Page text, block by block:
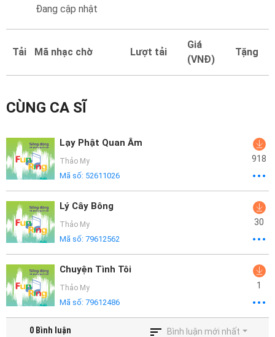
Mại
Dẫn
Funring
Doanh
Nghiệp
Đang cập nhật
Tải Mã nhạc chờ Lượt tải
Giá
(VNĐ)
Tặng
CÙNG CA SĨ
Lạy Phật Quan Âm
Thảo My
Mã số: 52611026
918
Lý Cây Bông
Thảo My
Mã số: 79612562
30
Chuyện Tình Tôi
Thảo My
Mã số: 79612486
1
0 Bình luận Bình luận mới nhất